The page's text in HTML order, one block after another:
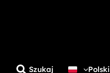
Szukaj Polski